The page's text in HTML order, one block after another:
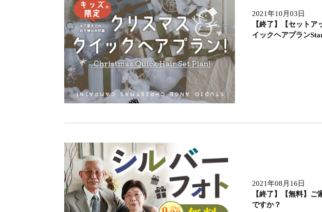
2021年10月03日
【終了】【セット
イックヘアプラン
2021年08月16日
【終了】【無料】
ですか？